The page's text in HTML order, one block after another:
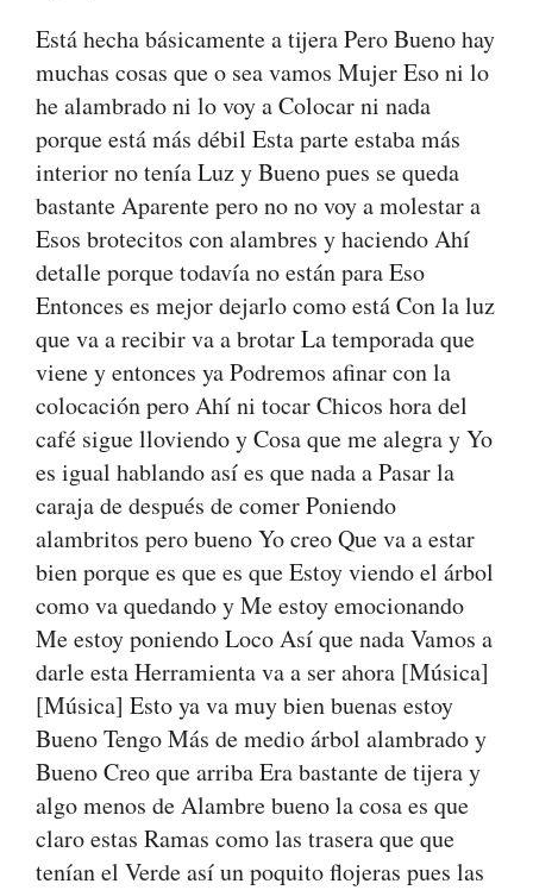
Está hecha básicamente a tijera Pero Bueno hay
muchas cosas que o sea vamos Mujer Eso ni lo
he alambrado ni lo voy a Colocar ni nada
porque está más débil Esta parte estaba más
interior no tenía Luz y Bueno pues se queda
bastante Aparente pero no no voy a molestar a
Esos brotecitos con alambres y haciendo Ahí
detalle porque todavía no están para Eso
Entonces es mejor dejarlo como está Con la luz
que va a recibir va a brotar La temporada que
viene y entonces ya Podremos afinar con la
colocación pero Ahí ni tocar Chicos hora del
café sigue lloviendo y Cosa que me alegra y Yo
es igual hablando así es que nada a Pasar la
caraja de después de comer Poniendo
alambritos pero bueno Yo creo Que va a estar
bien porque es que es que Estoy viendo el árbol
como va quedando y Me estoy emocionando
Me estoy poniendo Loco Así que nada Vamos a
darle esta Herramienta va a ser ahora [Música]
[Música] Esto ya va muy bien buenas estoy
Bueno Tengo Más de medio árbol alambrado y
Bueno Creo que arriba Era bastante de tijera y
algo menos de Alambre bueno la cosa es que
claro estas Ramas como las trasera que que
tenían el Verde así un poquito flojeras pues las